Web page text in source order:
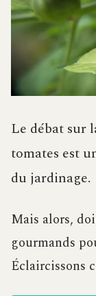
Le débat sur
tomates est
du jardinage.
Mais alors,
gourmands
Éclaircissons